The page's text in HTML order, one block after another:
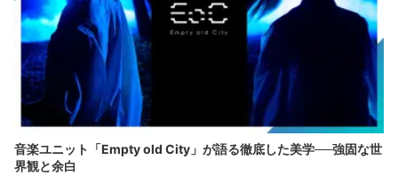
音楽ユニット「Empty old City」が語る徹底した美学──強固な世
界観と余白